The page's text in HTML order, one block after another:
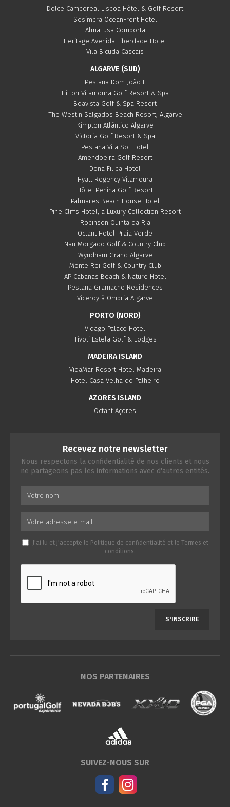
Dolce Camporeal Lisboa Hôtel & Golf Resort
Sesimbra OceanFront Hotel
AlmaLusa Comporta
Heritage Avenida Liberdade Hotel
Vila Bicuda Cascais
ALGARVE (SUD)
Pestana Dom João II
Hilton Vilamoura Golf Resort & Spa
Boavista Golf & Spa Resort
The Westin Salgados Beach Resort, Algarve
Kimpton Atlântico Algarve
Victoria Golf Resort & Spa
Pestana Vila Sol Hotel
Amendoeira Golf Resort
Dona Filipa Hotel
Hyatt Regency Vilamoura
Hôtel Penina Golf Resort
Palmares Beach House Hotel
Pine Cliffs Hotel, a Luxury Collection Resort
Robinson Quinta da Ria
Octant Hotel Praia Verde
Nau Morgado Golf & Country Club
Wyndham Grand Algarve
Monte Rei Golf & Country Club
AP Cabanas Beach & Nature Hotel
Pestana Gramacho Residences
Viceroy à Ombria Algarve
PORTO (NORD)
Vidago Palace Hotel
Tivoli Estela Golf & Lodges
MADEIRA ISLAND
VidaMar Resort Hotel Madeira
Hotel Casa Velha do Palheiro
AZORES ISLAND
Octant Açores
Recevez notre newsletter
Nous respectons la confidentialité de nos clients et nous
ne partageons pas les informations avec d'autres entités.
J'ai lu et j'accepte le Politique de confidentialité et le Termes et
conditions.
S'INSCRIRE
NOS PARTENAIRES
SUIVEZ-NOUS SUR